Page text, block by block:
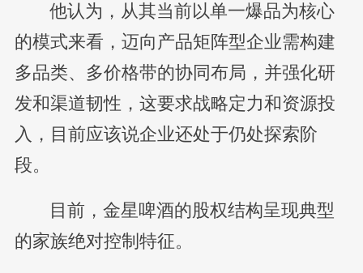
他认为，从其当前以单一爆品为核心
的模式来看，迈向产品矩阵型企业需构建
多品类、多价格带的协同布局，并强化研
发和渠道韧性，这要求战略定力和资源投
入，目前应该说企业还处于仍处探索阶
段。
目前，金星啤酒的股权结构呈现典型
的家族绝对控制特征。